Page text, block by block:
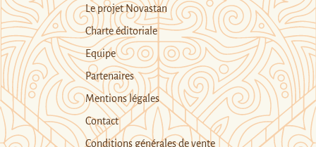
Le projet Novastan
Charte éditoriale
Equipe
Partenaires
Mentions légales
Contact
Conditions générales de vente